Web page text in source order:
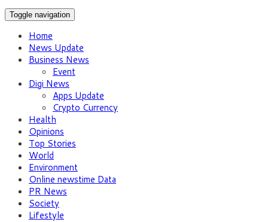
Toggle navigation
Home
News Update
Business News
Event
Digi News
Apps Update
Crypto Currency
Health
Opinions
Top Stories
World
Environment
Online newstime Data
PR News
Society
Lifestyle